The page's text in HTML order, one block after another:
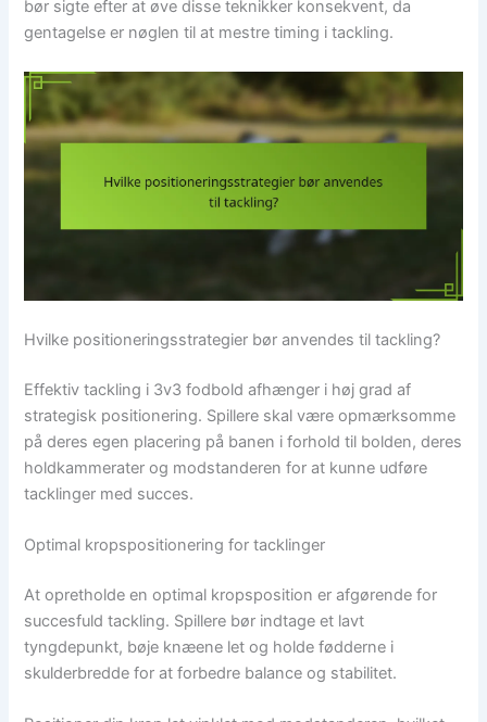
bør sigte efter at øve disse teknikker konsekvent, da
gentagelse er nøglen til at mestre timing i tackling.
Hvilke positioneringsstrategier bør anvendes til tackling?
Effektiv tackling i 3v3 fodbold afhænger i høj grad af
strategisk positionering. Spillere skal være opmærksomme
på deres egen placering på banen i forhold til bolden, deres
holdkammerater og modstanderen for at kunne udføre
tacklinger med succes.
Optimal kropspositionering for tacklinger
At opretholde en optimal kropsposition er afgørende for
succesfuld tackling. Spillere bør indtage et lavt
tyngdepunkt, bøje knæene let og holde fødderne i
skulderbredde for at forbedre balance og stabilitet.